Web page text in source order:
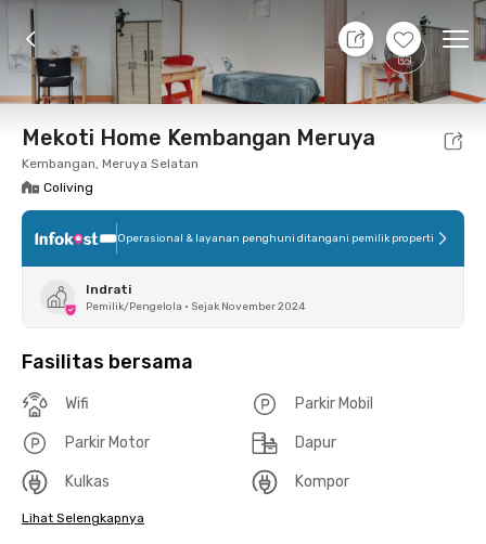
+8
10 Agt 26 - Belum tahu
Foto Fasilitas bersama Lokasi Kamar
Mekoti Home Kembangan Meruya
Kembangan, Meruya Selatan
Coliving
Operasional & layanan penghuni ditangani pemilik properti
Indrati
Pemilik/Pengelola • Sejak November 2024
Fasilitas bersama
Wifi Parkir Mobil
Parkir Motor Dapur
Kulkas Kompor
Lihat Selengkapnya